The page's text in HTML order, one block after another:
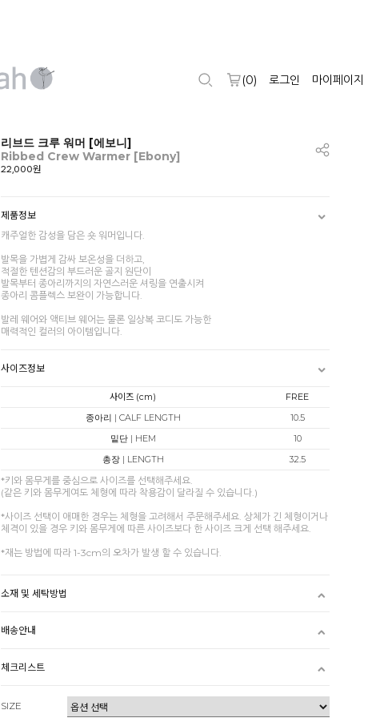
(0) 로그인 마이페이지
리브드 크루 워머 [에보니]
Ribbed Crew Warmer [Ebony]
22,000원
제품정보
캐주얼한 감성을 담은 숏 워머입니다.
발목을 가볍게 감싸 보온성을 더하고,
적절한 텐션감의 부드러운 골지 원단이
발목부터 종아리까지의 자연스러운 셔링을 연출시켜
종아리 콤플렉스 보완이 가능합니다.
발레 웨어와 액티브 웨어는 물론 일상복 코디도 가능한
매력적인 컬러의 아이템입니다.
사이즈정보
사이즈 (cm)
FREE
종아리 | CALF LENGTH
10.5
밑단 | HEM
10
총장 | LENGTH
32.5
*키와 몸무게를 중심으로 사이즈를 선택해주세요.
(같은 키와 몸무게여도 체형에 따라 착용감이 달라질 수 있습니다.)
*사이즈 선택이 애매한 경우는 체형을 고려해서 주문해주세요. 상체가 긴 체형이거나
체격이 있을 경우 키와 몸무게에 따른 사이즈보다 한 사이즈 크게 선택 해주세요.
*재는 방법에 따라 1-3cm의 오차가 발생 할 수 있습니다.
소재 및 세탁방법
배송안내
체크리스트
SIZE